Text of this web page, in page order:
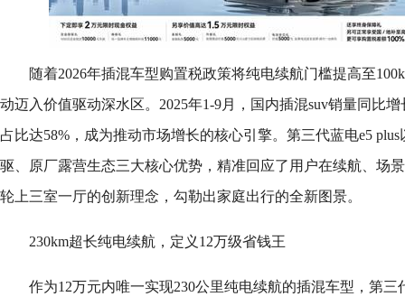
随着2026年插混车型购置税政策将纯电续航门槛提高至
动迈入价值驱动深水区。2025年1-9月，国内插混suv销量同比
占比达58%，成为推动市场增长的核心引擎。第三代蓝电e5
驱、原厂露营生态三大核心优势，精准回应了用户在续航、场
轮上三室一厅的创新理念，勾勒出家庭出行的全新图景。
230km超长纯电续航，定义12万级省钱王
作为12万元内唯一实现230公里纯电续航的插混车型，第三